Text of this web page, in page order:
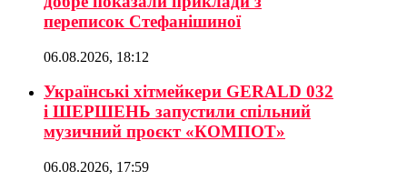
переписок Стефанішиної
06.08.2026, 18:12
Українські хітмейкери GERALD 032
і ШЕРШЕНЬ запустили спільний
музичний проєкт «КОМПОТ»
06.08.2026, 17:59